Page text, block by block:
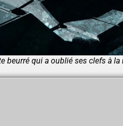
beurré qui a oublié ses clefs à la